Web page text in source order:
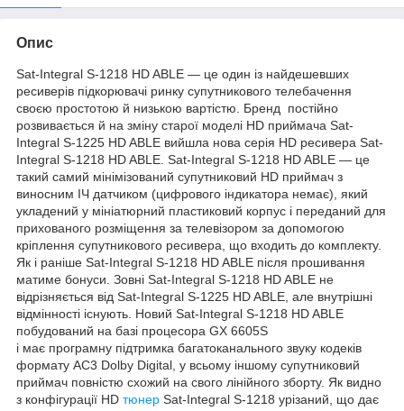
Опис
Sat-Integral S-1218 HD ABLE — це один із найдешевших
ресиверів підкорювачі ринку супутникового телебачення
своєю простотою й низькою вартістю. Бренд постійно
розвивається й на зміну старої моделі HD приймача Sat-
Integral S-1225 HD ABLE вийшла нова серія HD ресивера Sat-
Integral S-1218 HD ABLE. Sat-Integral S-1218 HD ABLE — це
такий самий мінімізований супутниковий HD приймач з
виносним ІЧ датчиком (цифрового індикатора немає), який
укладений у мініатюрний пластиковий корпус і переданий для
прихованого розміщення за телевізором за допомогою
кріплення супутникового ресивера, що входить до комплекту.
Як і раніше Sat-Integral S-1218 HD ABLE після прошивання
матиме бонуси. Зовні Sat-Integral S-1218 HD ABLE не
відрізняється від Sat-Integral S-1225 HD ABLE, але внутрішні
відмінності існують. Новий Sat-Integral S-1218 HD ABLE
побудований на базі процесора GX 6605S
і має програмну підтримка багатоканального звуку кодеків
формату AC3 Dolby Digital, у всьому іншому супутниковий
приймач повністю схожий на свого лінійного зборту. Як видно
з конфігурації HD тюнер Sat-Integral S-1218 урізаний, що дає